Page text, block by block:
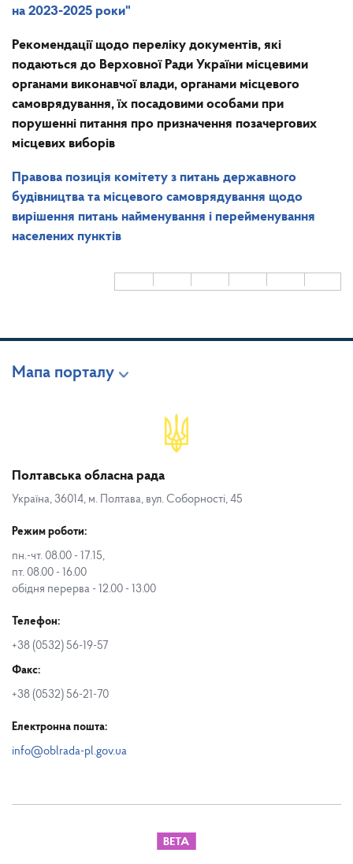
на 2023-2025 роки"
Рекомендаціїщодо переліку документів, які
подаються до Верховної Ради України місцевими
органами виконавчої влади, органами місцевого
самоврядування, їх посадовими особами при
порушенні питання про призначення позачергових
місцевих виборів
Правова позиція комітету з питань державного
будівництва та місцевого самоврядування щодо
вирішення питань найменування і перейменування
населених пунктів
Мапа порталу
Полтавська обласна рада
Україна, 36014, м. Полтава, вул. Соборності, 45
Режим роботи:
пн.-чт. 08.00 - 17.15,
пт. 08.00 - 16.00
обідня перерва - 12.00 - 13.00
Телефон:
+38 (0532) 56-19-57
Факс:
+38 (0532) 56-21-70
Електронна пошта:
info@oblrada-pl.gov.ua